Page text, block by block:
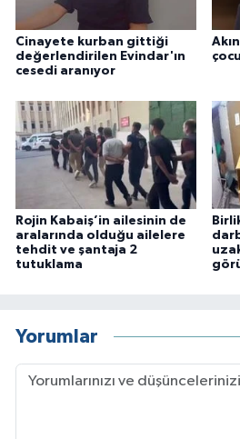
Cinayete kurban gittiği
değerlendirilen Evindar'ın
cesedi aranıyor
Rojin Kabaiş’in ailesinin de
aralarında olduğu ailelere
tehdit ve şantaja 2
tutuklama
Yorumlar